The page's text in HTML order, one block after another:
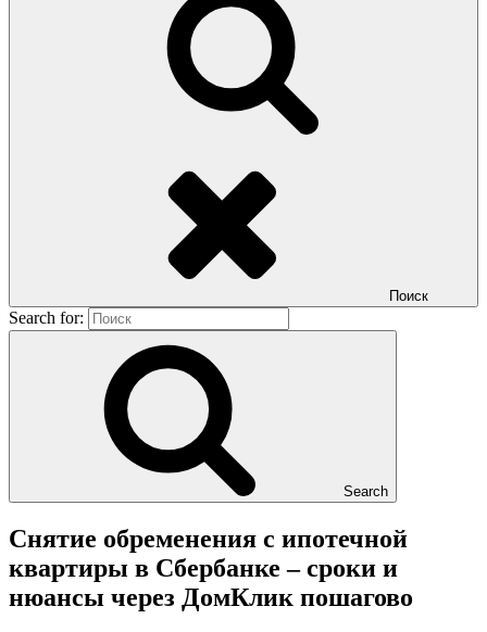
Поиск
Search for:
Search
Снятие обременения с ипотечной
квартиры в Сбербанке – сроки и
нюансы через ДомКлик пошагово